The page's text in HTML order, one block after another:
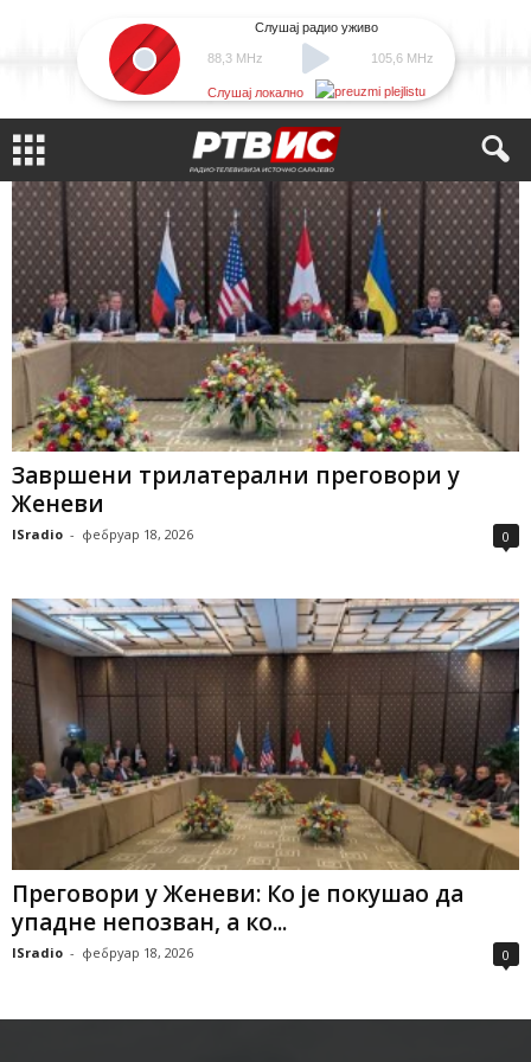
88,3 MHz
Слушај радио уживо
105,6 MHz
Слушај локално
Завршени трилатерални преговори у
Женеви
ISradio - фебруар 18, 2026 0
Преговори у Женеви: Ко је покушао да
упадне непозван, а ко...
ISradio - фебруар 18, 2026 0